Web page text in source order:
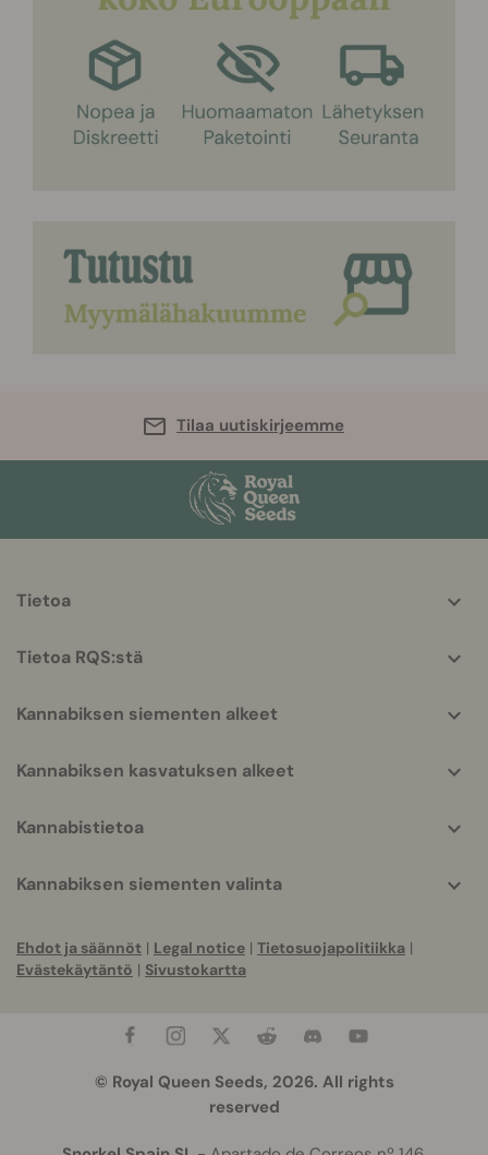
Tilaa uutiskirjeemme
helpful
Tietoa
Tietoa RQS:stä
Kannabiksen siementen alkeet
Kannabiksen kasvatuksen alkeet
Kannabistietoa
Kannabiksen siementen valinta
Ehdot ja säännöt | Legal notice | Tietosuojapolitiikka |
Evästekäytäntö | Sivustokartta
© Royal Queen Seeds, 2026. All rights
reserved